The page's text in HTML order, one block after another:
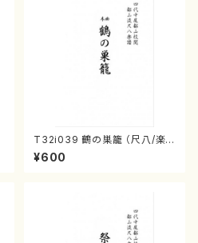
T32i039 鶴の巣籠 （尺八/楽
譜）都山no.38
¥600